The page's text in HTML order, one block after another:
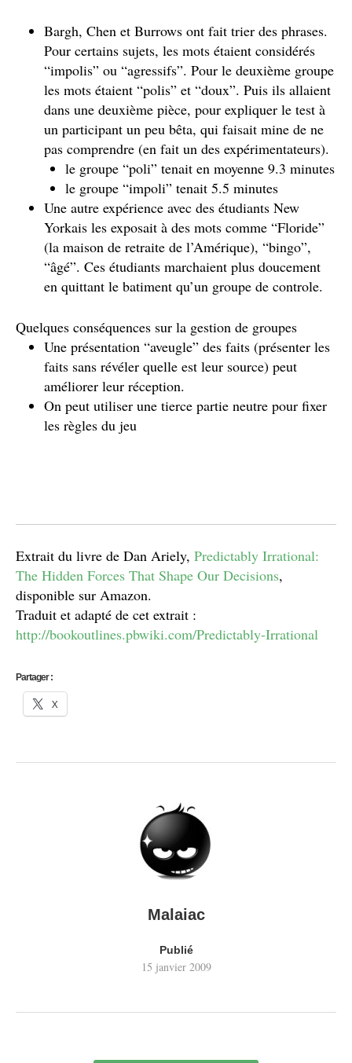
Bargh, Chen et Burrows ont fait trier des phrases.
Pour certains sujets, les mots étaient considérés
“impolis” ou “agressifs”. Pour le deuxième groupe
les mots étaient “polis” et “doux”. Puis ils allaient
dans une deuxième pièce, pour expliquer le test à
un participant un peu bêta, qui faisait mine de ne
pas comprendre (en fait un des expérimentateurs).
le groupe “poli” tenait en moyenne 9.3 minutes
le groupe “impoli” tenait 5.5 minutes
Une autre expérience avec des étudiants New
Yorkais les exposait à des mots comme “Floride”
(la maison de retraite de l’Amérique), “bingo”,
“âgé”. Ces étudiants marchaient plus doucement
en quittant le batiment qu’un groupe de controle.
Quelques conséquences sur la gestion de groupes
Une présentation “aveugle” des faits (présenter les
faits sans révéler quelle est leur source) peut
améliorer leur réception.
On peut utiliser une tierce partie neutre pour fixer
les règles du jeu
Extrait du livre de Dan Ariely, Predictably Irrational:
The Hidden Forces That Shape Our Decisions,
disponible sur Amazon.
Traduit et adapté de cet extrait :
http://bookoutlines.pbwiki.com/Predictably-Irrational
Partager :
X
Malaiac
Publié
15 janvier 2009